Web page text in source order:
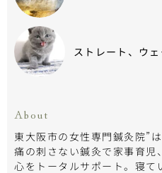
ストレート、ウ
About
東大阪市の女性専門鍼灸院”
痛の刺さない鍼灸で家事育児
心をトータルサポート。寝て